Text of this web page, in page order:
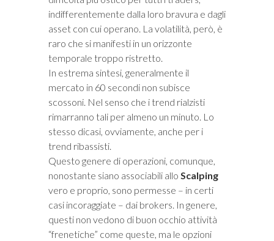
indifferentemente dalla loro bravura e dagli
asset con cui operano. La volatilità, però, è
raro che si manifesti in un orizzonte
temporale troppo ristretto.
In estrema sintesi, generalmente il
mercato in 60 secondi non subisce
scossoni. Nel senso che i trend rialzisti
rimarranno tali per almeno un minuto. Lo
stesso dicasi, ovviamente, anche per i
trend ribassisti.
Questo genere di operazioni, comunque,
nonostante siano associabili allo Scalping
vero e proprio, sono permesse – in certi
casi incoraggiate – dai brokers. In genere,
questi non vedono di buon occhio attività
“frenetiche” come queste, ma le opzioni